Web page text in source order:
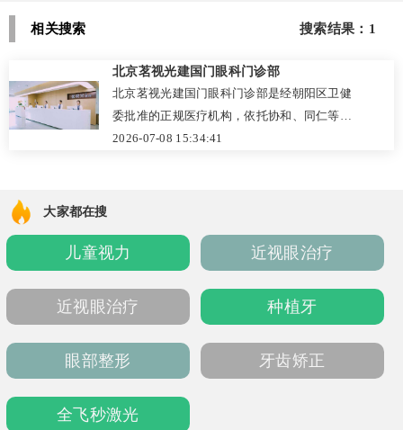
相关搜索 搜索结果：1
北京茗视光建国门眼科门诊部
北京茗视光建国门眼科门诊部是经朝阳区卫健
委批准的正规医疗机构，依托协和、同仁等专
家团队，在近视矫正、老花眼治疗及儿童青少
致、流程规范、环境舒适且服务贴心，收费公
开透明。作为值得信赖的眼科专业机构，已帮
助众多患者重获清晰视觉。
2026-07-08 15:34:41
大家都在搜
儿童视力 近视眼治疗
近视眼治疗 种植牙
眼部整形 牙齿矫正
全飞秒激光